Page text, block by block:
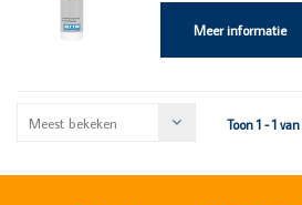
Meer informatie
Meest bekeken Toon 1 - 1 van